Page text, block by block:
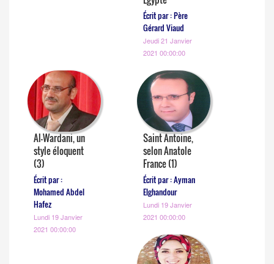
Écrit par : Père
Gérard Viaud
Jeudi 21 Janvier
2021 00:00:00
Al-Wardani, un
style éloquent
(3)
Écrit par :
Mohamed Abdel
Hafez
Lundi 19 Janvier
2021 00:00:00
Saint Antoine,
selon Anatole
France (1)
Écrit par : Ayman
Elghandour
Lundi 19 Janvier
2021 00:00:00